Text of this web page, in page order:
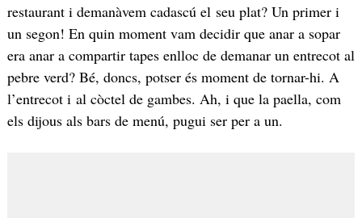
restaurant i demanàvem cadascú el seu plat? Un primer i
un segon! En quin moment vam decidir que anar a sopar
era anar a compartir tapes enlloc de demanar un entrecot al
pebre verd? Bé, doncs, potser és moment de tornar-hi. A
l’entrecot i al còctel de gambes. Ah, i que la paella, com
els dijous als bars de menú, pugui ser per a un.